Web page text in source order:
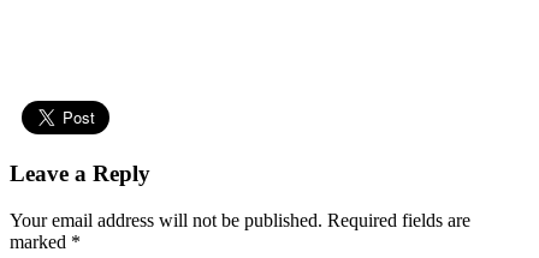
Leave a Reply
Your email address will not be published. Required fields are
marked *